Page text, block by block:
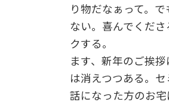
り物だなぁって。
ない。喜んでくだ
クする
ます、新年のご挨
は消えつつある。
話になった方のお